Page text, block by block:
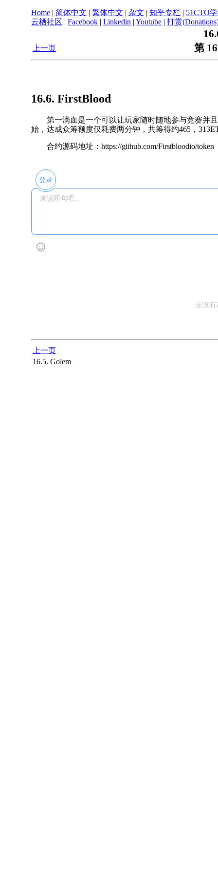
Home | 简体中文 | 繁体中文 | 杂文 | 知乎专栏 | 51CTO
云栖社区 | Facebook | Linkedin | Youtube | 打赏
上一页 第
16.6. FirstBlood
第一滴血是一个可以让玩家随时随地参与竞赛并
始，达成众筹额度仅耗费两分钟，共筹得约465，
合约源码地址：https://github.com/Firstbloodio/token
登录
还没有
上一页
16.5. Golem